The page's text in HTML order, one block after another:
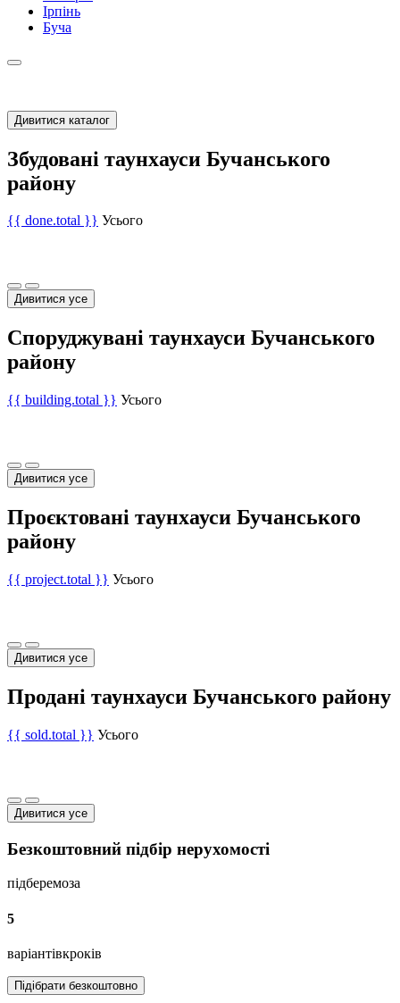
Ірпінь
Буча
Дивитися каталог
Збудовані таунхауси Бучанського
району
{{ done.total }} Усього
Дивитися усе
Споруджувані таунхауси Бучанського
району
{{ building.total }} Усього
Дивитися усе
Проєктовані таунхауси Бучанського
району
{{ project.total }} Усього
Дивитися усе
Продані таунхауси Бучанського району
{{ sold.total }} Усього
Дивитися усе
Безкоштовний підбір нерухомості
підберемоза
5
варіантівкроків
Підібрати безкоштовно